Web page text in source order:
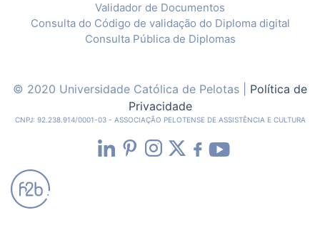
Validador de Documentos
Consulta do Código de validação do Diploma digital
Consulta Pública de Diplomas
© 2020 Universidade Católica de Pelotas | Política de
Privacidade
CNPJ: 92.238.914/0001-03 - ASSOCIAÇÃO PELOTENSE DE ASSISTÊNCIA E CULTURA